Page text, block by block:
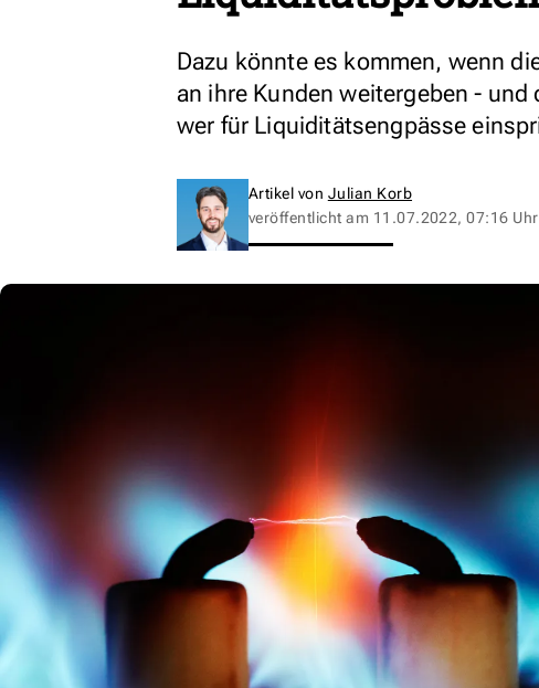
Dazu könnte es kommen, wenn
an ihre Kunden weitergeben -
wer für Liquiditätsengpässe
Artikel von Julian Korb
veröffentlicht am 11.07.2022, 07:16 Uhr